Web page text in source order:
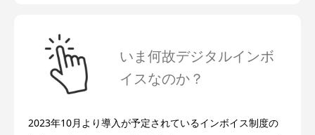
いま何故デジタルインボ
イスなのか？
2023年10月より導入が予定されているインボイス制度の